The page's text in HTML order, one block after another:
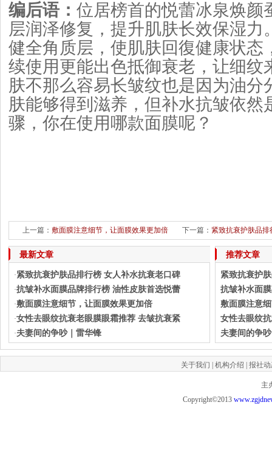
编后语： 位居榜首的悦蕾冰泉焕颜
层润泽修复，提升肌肤长效保湿力
健全角质层，使肌肤回復健康状态
续使用更能出色抵御衰老，让细纹
肤不那么容易长皱纹也是因为油分
肤能够得到滋养，但补水抗皱依然
骤，你在使用哪款面膜呢？
上一篇： 敷面膜注意细节，让面膜效果更加倍 下一篇： 紧致抗衰护肤品
最新文章
·紧致抗衰护肤品排行榜 女人补水抗衰老口碑
·抗皱补水面膜品牌排行榜 油性皮肤首选悦蕾
·敷面膜注意细节，让面膜效果更加倍
·女性去眼纹抗衰老眼膜眼霜推荐 去皱抗衰紧
·夫妻间的争吵｜雷华锋
推荐文章
紧致抗衰护
抗皱补水面
敷面膜注意
女性去眼纹
夫妻间的争
关于我们 机构介绍 报社
主
Copyright©2013